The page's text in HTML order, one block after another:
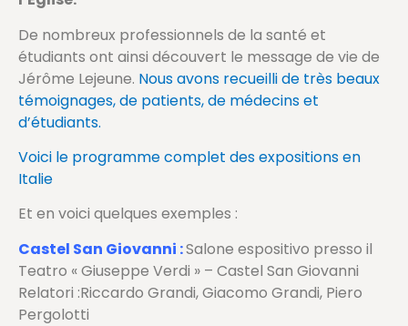
De nombreux professionnels de la santé et
étudiants ont ainsi découvert le message de vie de
Jérôme Lejeune. Nous avons recueilli de très beaux
témoignages, de patients, de médecins et
d’étudiants.
Voici le programme complet des expositions en
Italie
Et en voici quelques exemples :
Castel San Giovanni :Salone espositivo presso il
Teatro « Giuseppe Verdi » – Castel San Giovanni
Relatori :Riccardo Grandi, Giacomo Grandi, Piero
Pergolotti